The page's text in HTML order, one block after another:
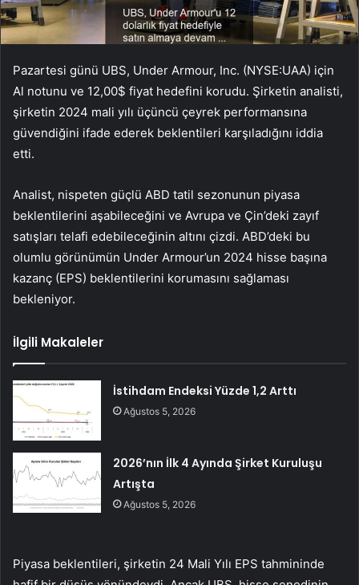
Pazartesi günü UBS, Under Armour, Inc. (NYSE:UAA) için
Al notunu ve 12,00$ fiyat hedefini korudu. Şirketin analisti,
şirketin 2024 mali yılı üçüncü çeyrek performansına
güvendiğini ifade ederek beklentileri karşıladığını iddia
etti.
Analist, nispeten güçlü ABD tatil sezonunun piyasa
beklentilerini aşabileceğini ve Avrupa ve Çin’deki zayıf
satışları telafi edebileceğinin altını çizdi. ABD’deki bu
olumlu görünümün Under Armour’un 2024 hisse başına
kazanç (EPS) beklentilerini korumasını sağlaması
bekleniyor.
İlgili Makaleler
İstihdam Endeksi Yüzde 1,2 Arttı
Ağustos 5, 2026
2026’nın İlk 4 Ayında Şirket Kuruluşu
Artışta
Ağustos 5, 2026
Piyasa beklentileri, şirketin 24 Mali Yılı EPS tahmininde